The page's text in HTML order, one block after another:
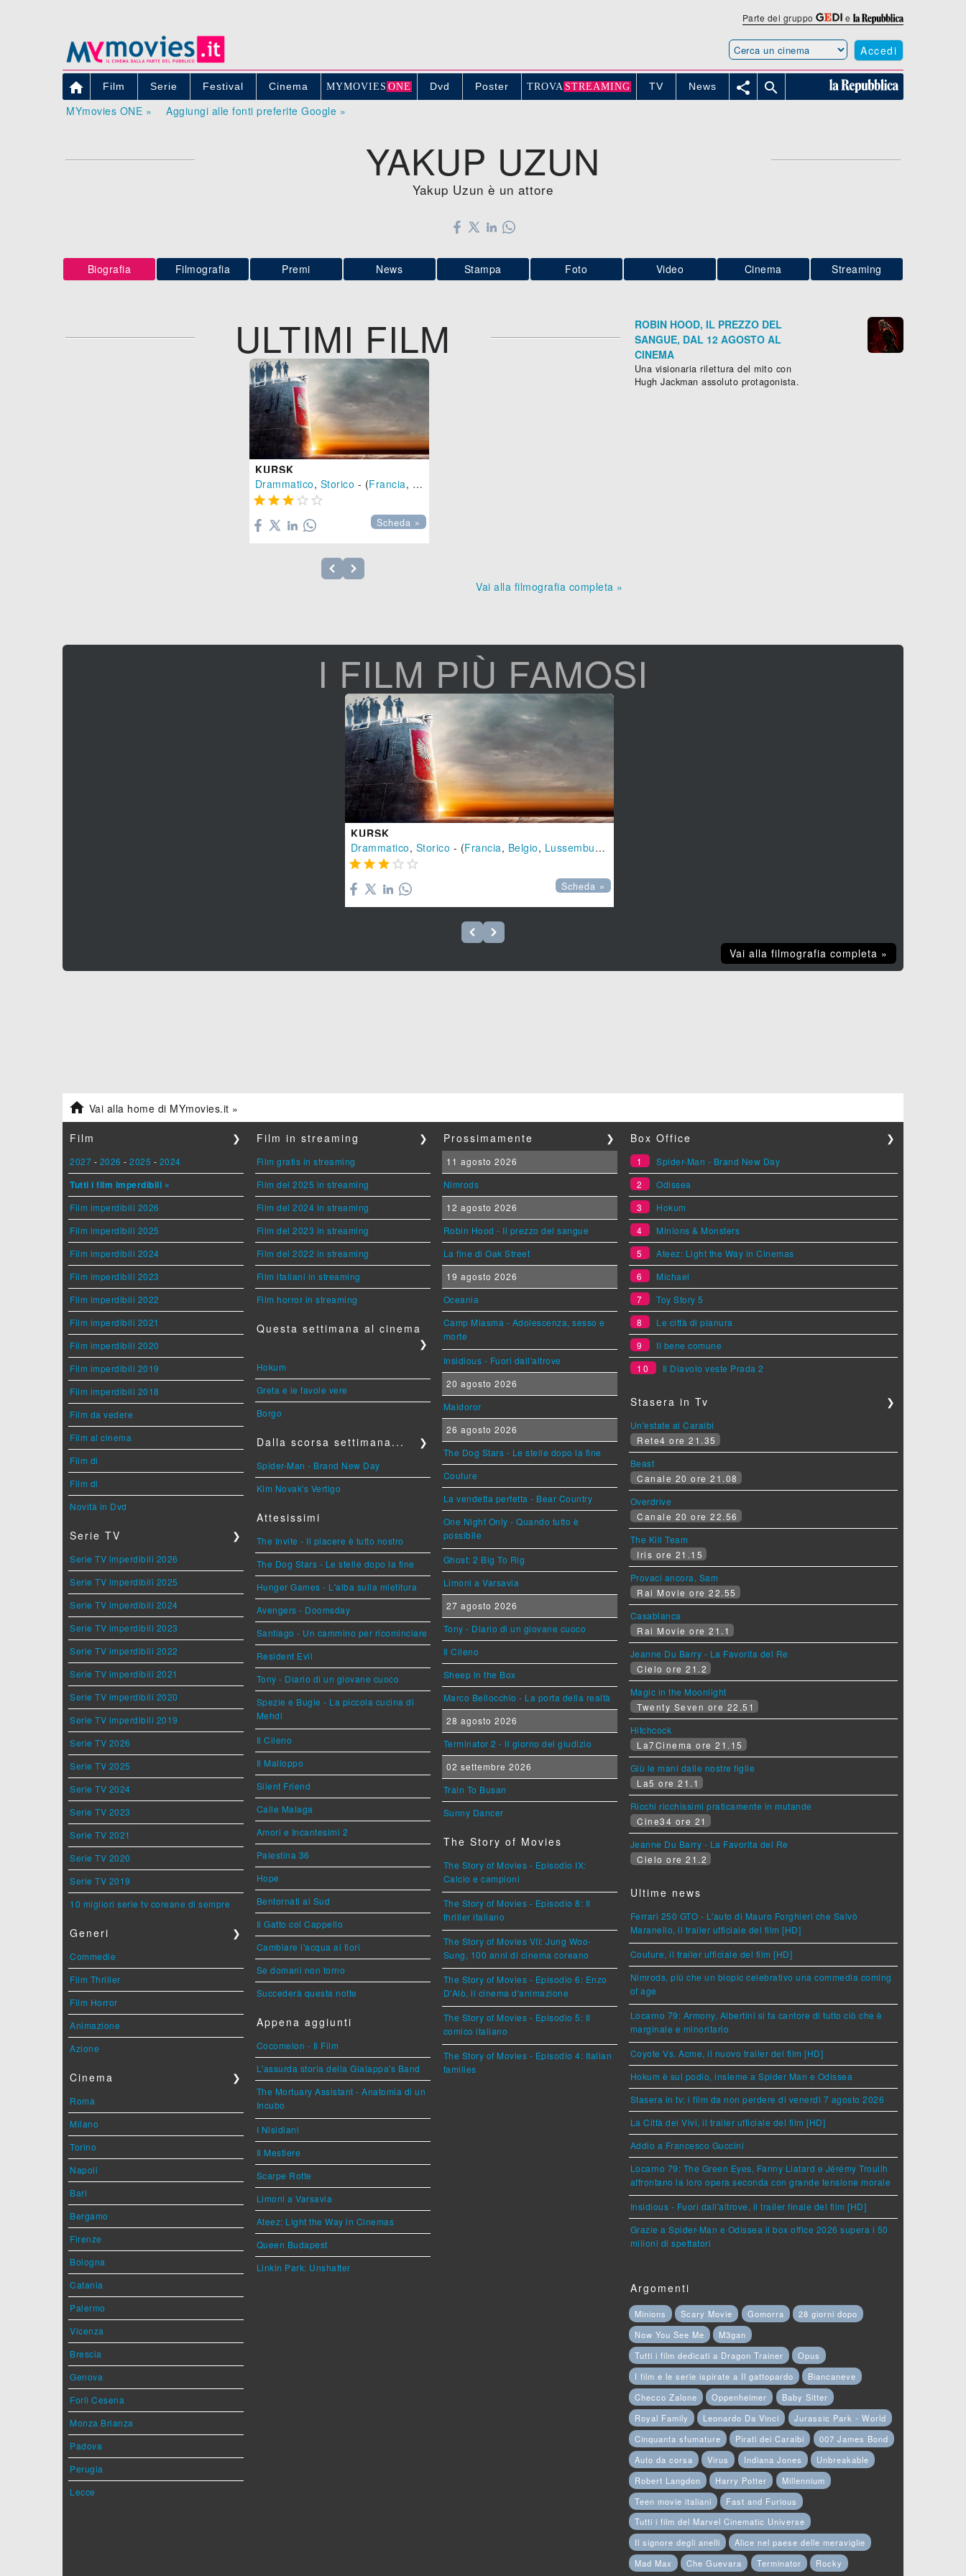
Parte del gruppo e
Accedi
 Film Serie Festival Cinema MYMOVIE S ONE Dvd Poster TROVA STREAMING TV News  
MYmovies ONE » Aggiungi alle fonti preferite Google »
YAKUP UZUN
Yakup Uzun è un attore
Biografia Filmografia Premi News Stampa Foto Video Cinema Streaming
ULTIMI FILM
KURSK
Drammatico, Storico - (Francia, Belgio
    
Scheda »
Vai alla filmografia completa »
ROBIN HOOD, IL PREZZO DEL
SANGUE, DAL 12 AGOSTO AL
CINEMA
Una visionaria rilettura del mito con
Hugh Jackman assoluto protagonista.
I FILM PIÙ FAMOSI
KURSK
Drammatico, Storico - (Francia, Belgio, Lussemburgo
    
Scheda »
Vai alla filmografia completa »
 Vai alla home di MYmovies.it »
Film ❯
2027 - 2026 - 2025 - 2024
Tutti i film imperdibili »
Film imperdibili 2026
Film imperdibili 2025
Film imperdibili 2024
Film imperdibili 2023
Film imperdibili 2022
Film imperdibili 2021
Film imperdibili 2020
Film imperdibili 2019
Film imperdibili 2018
Film da vedere
Film al cinema
Film di
Film di
Novità in Dvd
Serie TV ❯
Serie TV imperdibili 2026
Serie TV imperdibili 2025
Serie TV imperdibili 2024
Serie TV imperdibili 2023
Serie TV imperdibili 2022
Serie TV imperdibili 2021
Serie TV imperdibili 2020
Serie TV imperdibili 2019
Serie TV 2026
Serie TV 2025
Serie TV 2024
Serie TV 2023
Serie TV 2021
Serie TV 2020
Serie TV 2019
10 migliori serie tv coreane di sempre
Generi ❯
Commedie
Film Thriller
Film Horror
Animazione
Azione
Cinema ❯
Roma
Milano
Torino
Napoli
Bari
Bergamo
Firenze
Bologna
Catania
Palermo
Vicenza
Brescia
Genova
Forlì Cesena
Monza Brianza
Padova
Perugia
Lecce
Film in streaming ❯
Film gratis in streaming
Film del 2025 in streaming
Film del 2024 in streaming
Film del 2023 in streaming
Film del 2022 in streaming
Film italiani in streaming
Film horror in streaming
Questa settimana al cinema
❯
Hokum
Greta e le favole vere
Borgo
Dalla scorsa settimana... ❯
Spider-Man - Brand New Day
Kim Novak's Vertigo
Attesissimi
The Invite - Il piacere è tutto nostro
The Dog Stars - Le stelle dopo la fine
Hunger Games - L'alba sulla mietitura
Avengers - Doomsday
Santiago - Un cammino per ricominciare
Resident Evil
Tony - Diario di un giovane cuoco
Spezie e Bugie - La piccola cucina di
Mehdi
Il Cileno
Il Malloppo
Silent Friend
Calle Malaga
Amori e Incantesimi 2
Palestina 36
Hope
Bentornati al Sud
Il Gatto col Cappello
Cambiare l'acqua ai fiori
Se domani non torno
Succederà questa notte
Appena aggiunti
Cocomelon - Il Film
L'assurda storia della Gialappa's Band
The Mortuary Assistant - Anatomia di un
Incubo
I Nisidiani
Il Mestiere
Scarpe Rotte
Limoni a Varsavia
Ateez: Light the Way in Cinemas
Queen Budapest
Linkin Park: Unshatter
Prossimamente ❯
11 agosto 2026
Nimrods
12 agosto 2026
Robin Hood - Il prezzo del sangue
La fine di Oak Street
19 agosto 2026
Oceania
Camp Miasma - Adolescenza, sesso e
morte
Insidious - Fuori dall'altrove
20 agosto 2026
Maldoror
26 agosto 2026
The Dog Stars - Le stelle dopo la fine
Couture
La vendetta perfetta - Bear Country
One Night Only - Quando tutto è
possibile
Ghost: 2 Big To Rig
Limoni a Varsavia
27 agosto 2026
Tony - Diario di un giovane cuoco
Il Cileno
Sheep in the Box
Marco Bellocchio - La porta della realtà
28 agosto 2026
Terminator 2 - Il giorno del giudizio
02 settembre 2026
Train To Busan
Sunny Dancer
The Story of Movies
The Story of Movies - Episodio IX:
Calcio e campioni
The Story of Movies - Episodio 8: Il
thriller italiano
The Story of Movies VII: Jung Woo-
Sung, 100 anni di cinema coreano
The Story of Movies - Episodio 6: Enzo
D'Alò, il cinema d'animazione
The Story of Movies - Episodio 5: Il
comico italiano
The Story of Movies - Episodio 4: Italian
families
Box Office ❯
1
Spider-Man - Brand New Day
2
Odissea
3
Hokum
4
Minions & Monsters
5
Ateez: Light the Way in Cinemas
6
Michael
7
Toy Story 5
8
Le città di pianura
9
Il bene comune
10
Il Diavolo veste Prada 2
Stasera in Tv ❯
Un'estate ai Caraibi
Rete4 ore 21.35
Beast
Canale 20 ore 21.08
Overdrive
Canale 20 ore 22.56
The Kill Team
Iris ore 21.15
Provaci ancora, Sam
Rai Movie ore 22.55
Casablanca
Rai Movie ore 21.1
Jeanne Du Barry - La Favorita del Re
Cielo ore 21.2
Magic in the Moonlight
Twenty Seven ore 22.51
Hitchcock
La7Cinema ore 21.15
Giù le mani dalle nostre figlie
La5 ore 21.1
Ricchi ricchissimi praticamente in mutande
Cine34 ore 21
Jeanne Du Barry - La Favorita del Re
Cielo ore 21.2
Ultime news
Ferrari 250 GTO - L'auto di Mauro Forghieri che Salvò
Maranello, il trailer ufficiale del film [HD]
Couture, il trailer ufficiale del film [HD]
Nimrods, più che un biopic celebrativo una commedia coming
of age
Locarno 79: Armony, Albertini si fa cantore di tutto ciò che è
marginale e minoritario
Coyote Vs. Acme, il nuovo trailer del film [HD]
Hokum è sul podio, insieme a Spider Man e Odissea
Stasera in tv: i film da non perdere di venerdì 7 agosto 2026
La Città dei Vivi, il trailer ufficiale del film [HD]
Addio a Francesco Guccini
Locarno 79: The Green Eyes, Fanny Liatard e Jérémy Trouilh
affrontano la loro opera seconda con grande tensione morale
Insidious - Fuori dall'altrove, il trailer finale del film [HD]
Grazie a Spider-Man e Odissea il box office 2026 supera i 50
milioni di spettatori
Argomenti
Minions Scary Movie Gomorra
28 giorni dopo
Now You See Me
M3gan
Tutti i film dedicati a Dragon Trainer
Opus
I film e le serie ispirate a Il gattopardo
Biancaneve
Checco Zalone
Oppenheimer
Baby Sitter
Royal Family
Leonardo Da Vinci
Jurassic Park - World
Cinquanta sfumature
Pirati dei Caraibi
007 James Bond
Auto da corsa
Virus Indiana Jones
Unbreakable
Robert Langdon
Harry Potter
Millennium
Teen movie italiani
Fast and Furious
Tutti i film del Marvel Cinematic Universe
Il signore degli anelli
Alice nel paese delle meraviglie
Mad Max
Che Guevara Terminator Rocky